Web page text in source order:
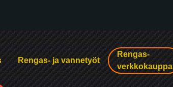
Rengas- ja vannetyöt
Rengas-
verkkokauppa